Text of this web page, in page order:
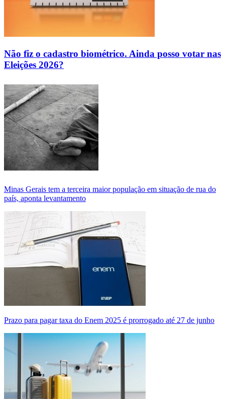
Não fiz o cadastro biométrico. Ainda posso votar nas
Eleições 2026?
Minas Gerais tem a terceira maior população em situação de rua do
país, aponta levantamento
Prazo para pagar taxa do Enem 2025 é prorrogado até 27 de junho